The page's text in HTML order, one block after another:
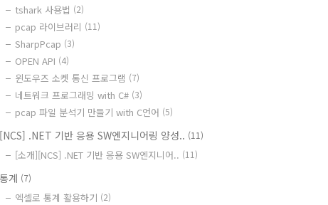
tshark 사용법 (2)
pcap 라이브러리 (11)
SharpPcap (3)
OPEN API (4)
윈도우즈 소켓 통신 프로그램 (7)
네트워크 프로그래밍 with C# (3)
pcap 파일 분석기 만들기 with C언어 (5)
[NCS] .NET 기반 응용 SW엔지니어링 양성.. (11)
[소개][NCS] .NET 기반 응용 SW엔지니어.. (11)
통계 (7)
엑셀로 통계 활용하기 (2)